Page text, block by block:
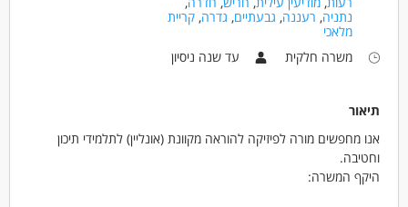
נתניה, רעננה, גבעתיים, גדרה,קריית
מלאכי
משרה חלקית
עד שנה ניסיון
תיאור
אנו מחפשים מורה לפיזיקה להוראה מקוונת (אונליין) לתלמידי תיכון
וחטיבה.
היקף המשרה: